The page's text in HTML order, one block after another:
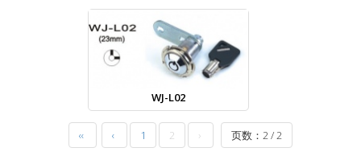
WJ-L02
‹‹ ‹ 1 2 › 页数：2 / 2